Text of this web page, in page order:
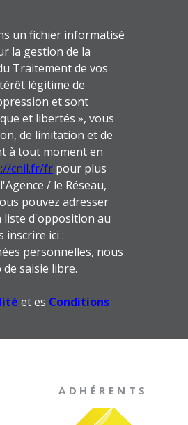
un fichier informatisé
la gestion de la
Traitement de vos
légitime de
et sont
et libertés », vous
de limitation et de
à tout moment en
cnil.fr/fr pour plus
/ le Réseau,
pouvez adresser
liste d'opposition au
inscrire ici :
personnelles, nous
saisie libre.
et es Conditions
ADHÉRENTS